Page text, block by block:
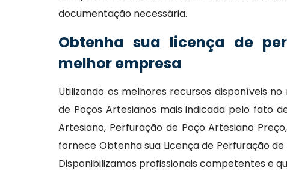
documentação necessária.
Obtenha sua licença de
melhor empresa
Utilizando os melhores recursos disponíveis
de Poços Artesianos mais indicada pelo fato
Artesiano, Perfuração de Poço Artesiano
fornece Obtenha sua Licença de Perfuração
Disponibilizamos profissionais competentes e